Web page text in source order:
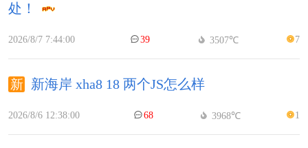
处！
2026/8/7 7:44:00 39 3507℃ 7
新海岸 xha8 18 两个JS怎么样
2026/8/6 12:38:00 68 3968℃ 1